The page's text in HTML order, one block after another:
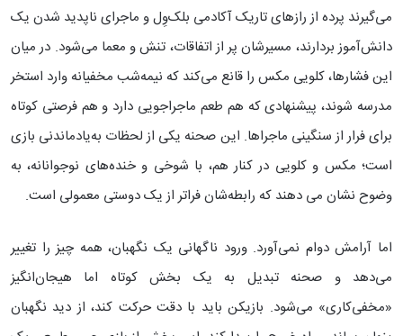
می‌گیرند پرده از رازهای تاریک آکادمی بلک‌وِل و ماجرای ناپدید شدن یک
دانش‌آموز بردارند، مسیرشان پر از اتفاقات، تنش و معما می‌شود. در میان
این فشارها، کلویی مکس را قانع می‌کند که نیمه‌شب مخفیانه وارد استخر
مدرسه شوند، پیشنهادی که هم طعم ماجراجویی دارد و هم فرصتی کوتاه
برای فرار از سنگینی ماجراها. این صحنه یکی از لحظات به‌یادماندنی بازی
است؛ مکس و کلویی در کنار هم، با شوخی و خنده‌های نوجوانانه، به
وضوح نشان می ‌دهند که رابطه‌شان فراتر از یک دوستی معمولی است.
اما آرامش دوام نمی‌آورد. ورود ناگهانی یک نگهبان، همه چیز را تغییر
می‌دهد و صحنه تبدیل به یک بخش کوتاه اما هیجان‌انگیز
«مخفی‌کاری» می‌شود. بازیکن باید با دقت حرکت کند، از دید نگهبان